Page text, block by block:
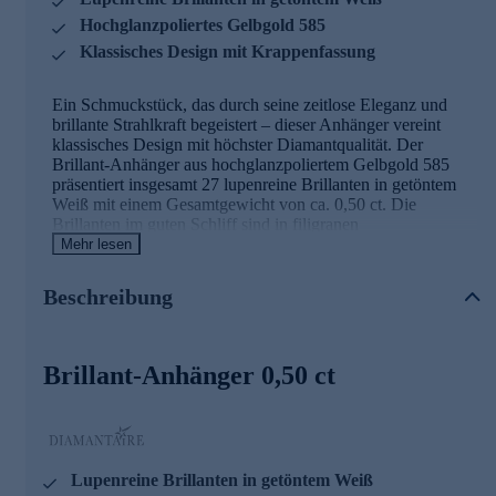
Hochglanzpoliertes Gelbgold 585
Klassisches Design mit Krappenfassung
Ein Schmuckstück, das durch seine zeitlose Eleganz und
brillante Strahlkraft begeistert – dieser Anhänger vereint
klassisches Design mit höchster Diamantqualität. Der
Brillant-Anhänger aus hochglanzpoliertem Gelbgold 585
präsentiert insgesamt 27 lupenreine Brillanten in getöntem
Weiß mit einem Gesamtgewicht von ca. 0,50 ct. Die
Brillanten im guten Schliff sind in filigranen
Krappenfassungen gefasst und entfalten bei jedem
verleiht dem Schmuckstück eine luxuriöse Ausstrahlung. Die
eleganten Öse lässt sich der Anhänger mühelos an Ihrer
Lieblingskette befestigen. Was die Qualität unserer
Aus diesem Grund werden unsere Schmuckwaren von
unserer Qualitätssicherung und seitens des Lieferanten
beinhalten unsere Prüfprozesse Prüfungen auf Konformität
Mehr lesen
Beschreibung
Brillant-Anhänger 0,50 ct
Lupenreine Brillanten in getöntem Weiß